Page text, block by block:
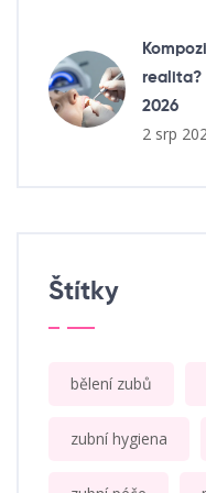
realita?
2026
2 srp
Štítky
bělení zubů
zubní hygiena